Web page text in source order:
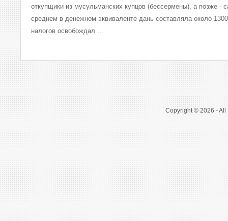
откупщики из мусульманских купцов (бессермены), а позже -
среднем в денежном эквиваленте дань составляла около
налогов освобождал ...
Copyright © 2026 - All